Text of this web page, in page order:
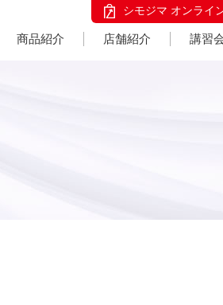
シモジマ オンライ
商品紹介 店舗紹介 講習